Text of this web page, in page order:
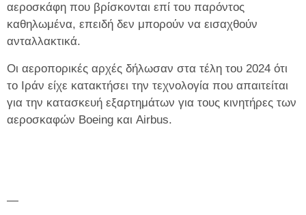
αεροσκάφη που βρίσκονται επί του παρόντος
καθηλωμένα, επειδή δεν μπορούν να εισαχθούν
ανταλλακτικά.
Οι αεροπορικές αρχές δήλωσαν στα τέλη του 2024 ότι
το Ιράν είχε κατακτήσει την τεχνολογία που απαιτείται
για την κατασκευή εξαρτημάτων για τους κινητήρες των
αεροσκαφών Boeing και Airbus.
—